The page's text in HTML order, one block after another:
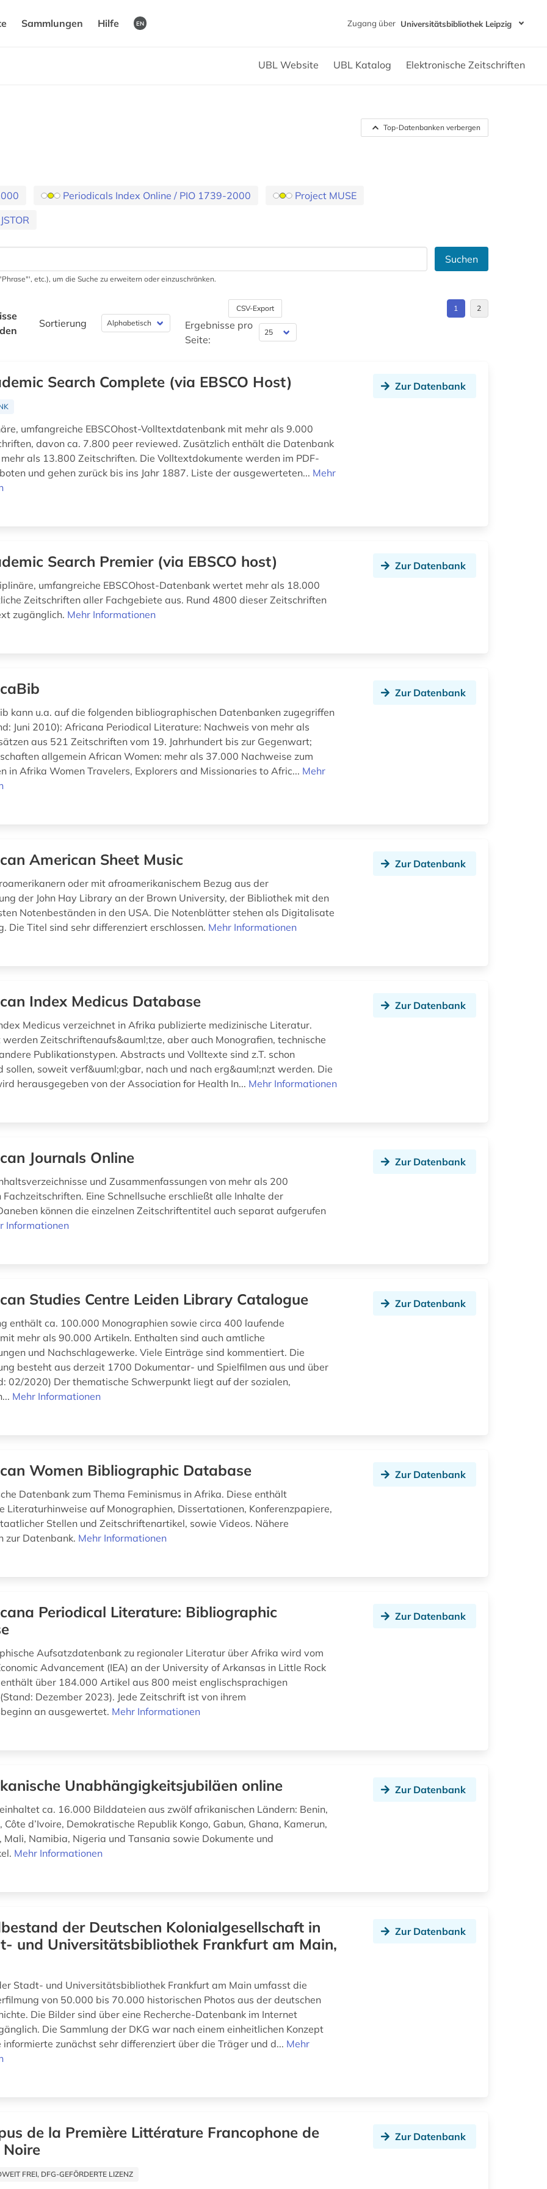
Sammlungen Hilfe EN Zugang über Universitätsbibliothek Leipzig
UBL Website UBL Katalog Elektronische Zeitschriften
Top-Datenbanken verbergen
Periodicals Index Online / PIO 1739-2000
Project MUSE
JSTOR
Suchen
etc.), um die Suche zu erweitern oder einzuschränken.
Sortierung
CSV-Export
Ergebnisse pro
Seite:
1 2
Search Complete (via EBSCO Host)
umfangreiche EBSCOhost-Volltextdatenbank mit mehr als 9.000
davon ca. 7.800 peer reviewed. Zusätzlich enthält die Datenbank
als 13.800 Zeitschriften. Die Volltextdokumente werden im PDF-
und gehen zurück bis ins Jahr 1887. Liste der ausgewerteten... Mehr
Zur Datenbank
Search Premier (via EBSCO host)
umfangreiche EBSCOhost-Datenbank wertet mehr als 18.000
Zeitschriften aller Fachgebiete aus. Rund 4800 dieser Zeitschriften
zugänglich. Mehr Informationen
Zur Datenbank
kann u.a. auf die folgenden bibliographischen Datenbanken zugegriffen
Juni 2010): Africana Periodical Literature: Nachweis von mehr als
aus 521 Zeitschriften vom 19. Jahrhundert bis zur Gegenwart;
allgemein African Women: mehr als 37.000 Nachweise zum
in Afrika Women Travelers, Explorers and Missionaries to Afric... Mehr
Zur Datenbank
American Sheet Music
oder mit afroamerikanischem Bezug aus der
der John Hay Library an der Brown University, der Bibliothek mit den
Notenbeständen in den USA. Die Notenblätter stehen als Digitalisate
Die Titel sind sehr differenziert erschlossen. Mehr Informationen
Zur Datenbank
Index Medicus Database
Medicus verzeichnet in Afrika publizierte medizinische Literatur.
Zeitschriftenaufs&auml;tze, aber auch Monografien, technische
Publikationstypen. Abstracts und Volltexte sind z.T. schon
sollen, soweit verf&uuml;gbar, nach und nach erg&auml;nzt werden. Die
herausgegeben von der Association for Health In... Mehr Informationen
Zur Datenbank
Journals Online
und Zusammenfassungen von mehr als 200
Eine Schnellsuche erschließt alle Inhalte der
können die einzelnen Zeitschriftentitel auch separat aufgerufen
Informationen
Zur Datenbank
Studies Centre Leiden Library Catalogue
enthält ca. 100.000 Monographien sowie circa 400 laufende
mehr als 90.000 Artikeln. Enthalten sind auch amtliche
und Nachschlagewerke. Viele Einträge sind kommentiert. Die
besteht aus derzeit 1700 Dokumentar- und Spielfilmen aus und über
02/2020) Der thematische Schwerpunkt liegt auf der sozialen,
Mehr Informationen
Zur Datenbank
Women Bibliographic Database
Datenbank zum Thema Feminismus in Afrika. Diese enthält
Literaturhinweise auf Monographien, Dissertationen, Konferenzpapiere,
Stellen und Zeitschriftenartikel, sowie Videos. Nähere
zur Datenbank. Mehr Informationen
Zur Datenbank
Periodical Literature: Bibliographic
Aufsatzdatenbank zu regionaler Literatur über Afrika wird vom
Advancement (IEA) an der University of Arkansas in Little Rock
über 184.000 Artikel aus 800 meist englischsprachigen
Dezember 2023). Jede Zeitschrift ist von ihrem
an ausgewertet. Mehr Informationen
Zur Datenbank
Unabhängigkeitsjubiläen online
ca. 16.000 Bilddateien aus zwölf afrikanischen Ländern: Benin,
Côte d’Ivoire, Demokratische Republik Kongo, Gabun, Ghana, Kamerun,
Mali, Namibia, Nigeria und Tansania sowie Dokumente und
Mehr Informationen
Zur Datenbank
der Deutschen Kolonialgesellschaft in
und Universitätsbibliothek Frankfurt am Main,
Stadt- und Universitätsbibliothek Frankfurt am Main umfasst die
von 50.000 bis 70.000 historischen Photos aus der deutschen
Die Bilder sind über eine Recherche-Datenbank im Internet
Die Sammlung der DKG war nach einem einheitlichen Konzept
informierte zunächst sehr differenziert über die Träger und d... Mehr
Zur Datenbank
de la Première Littérature Francophone de
FREI, DFG-GEFÖRDERTE LIZENZ
Zur Datenbank